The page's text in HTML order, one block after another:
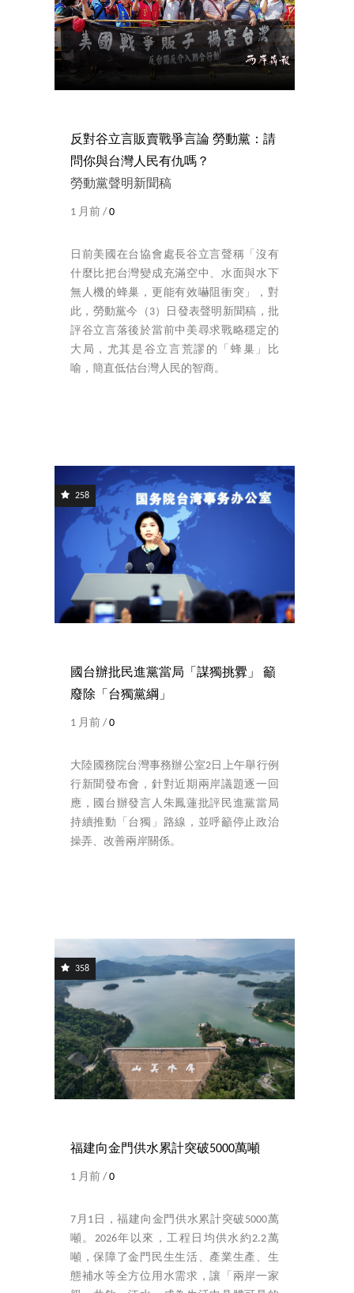
反對谷立言販賣戰爭言論 勞動黨：請
問你與台灣人民有仇嗎？
勞動黨聲明新聞稿
1 月前 / 0
日前美國在台協會處長谷立言聲稱「沒有
什麼比把台灣變成充滿空中、水面與水下
無人機的蜂巢，更能有效嚇阻衝突」，對
此，勞動黨今（3）日發表聲明新聞稿，批
評谷立言落後於當前中美尋求戰略穩定的
大局，尤其是谷立言荒謬的「蜂巢」比
喻，簡直低估台灣人民的智商。
258
國台辦批民進黨當局「謀獨挑釁」 籲
廢除「台獨黨綱」
1 月前 / 0
大陸國務院台灣事務辦公室2日上午舉行例
行新聞發布會，針對近期兩岸議題逐一回
應，國台辦發言人朱鳳蓮批評民進黨當局
持續推動「台獨」路線，並呼籲停止政治
操弄、改善兩岸關係。
358
福建向金門供水累計突破5000萬噸
1 月前 / 0
7月1日，福建向金門供水累計突破5000萬
噸。2026年以來，工程日均供水約2.2萬
噸，保障了金門民生生活、產業生產、生
態補水等全方位用水需求，讓「兩岸一家